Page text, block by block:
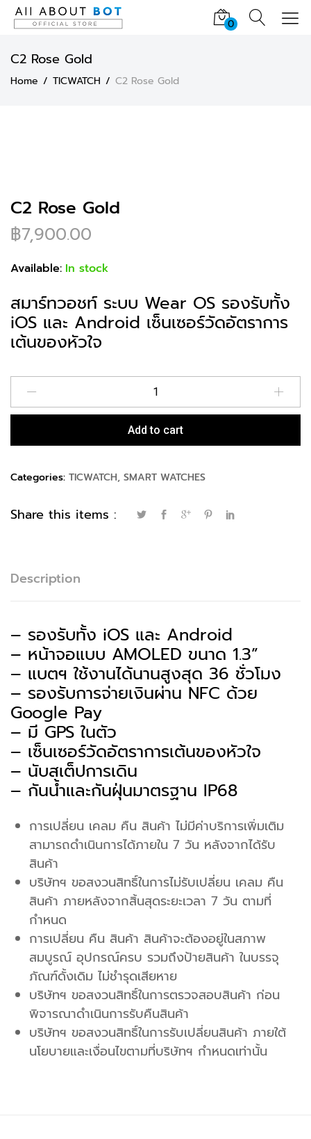
0
C2 Rose Gold
Home TICWATCH C2 Rose Gold
C2 Rose Gold
฿7,900.00
Available: In stock
สมาร์ทวอชท์ ระบบ Wear OS รองรับทั้ง
iOS และ Android เซ็นเซอร์วัดอัตราการ
เต้นของหัวใจ
Add to cart
Categories: TICWATCH, SMART WATCHES
Share this items :
Description
– รองรับทั้ง iOS และ Android
– หน้าจอแบบ AMOLED ขนาด 1.3”
– แบตฯ ใช้งานได้นานสูงสุด 36 ชั่วโมง
– รองรับการจ่ายเงินผ่าน NFC ด้วย
Google Pay
– มี GPS ในตัว
– เซ็นเซอร์วัดอัตราการเต้นของหัวใจ
– นับสเต็ปการเดิน
– กันน้ำและกันฝุ่นมาตรฐาน IP68
การเปลี่ยน เคลม คืน สินค้า ไม่มีค่าบริการเพิ่มเติม
สามารถดำเนินการได้ภายใน 7 วัน หลังจากได้รับ
สินค้า
บริษัทฯ ขอสงวนสิทธิ์ในการไม่รับเปลี่ยน เคลม คืน
สินค้า ภายหลังจากสิ้นสุดระยะเวลา 7 วัน ตามที่
กำหนด
การเปลี่ยน คืน สินค้า สินค้าจะต้องอยู่ในสภาพ
สมบูรณ์ อุปกรณ์ครบ รวมถึงป้ายสินค้า ในบรรจุ
ภัณฑ์ดั้งเดิม ไม่ชำรุดเสียหาย
บริษัทฯ ขอสงวนสิทธิ์ในการตรวจสอบสินค้า ก่อน
พิจารณาดำเนินการรับคืนสินค้า
บริษัทฯ ขอสงวนสิทธิ์ในการรับเปลี่ยนสินค้า ภายใต้
นโยบายและเงื่อนไขตามที่บริษัทฯ กำหนดเท่านั้น